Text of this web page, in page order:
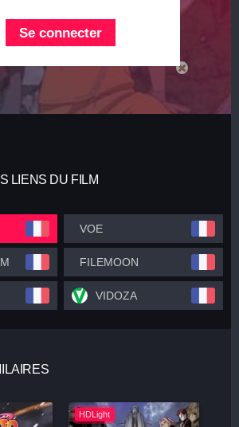
Se connecter
LIENS DU FILM
VOE
FILEMOON
VIDOZA
HDLight